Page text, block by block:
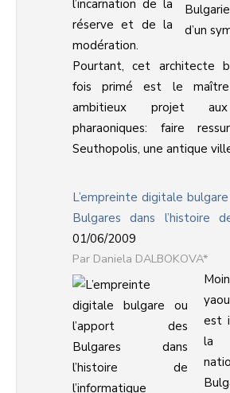
l’incarnation de la
réserve et de la
modération.
Pourtant, cet architecte
fois primé est le maître
ambitieux projet aux
pharaoniques: faire
Seuthopolis, une antique
L’empreinte digitale
Bulgares dans l’histoire
01/06/2009
Daniela DALBOKOVA*
est
la